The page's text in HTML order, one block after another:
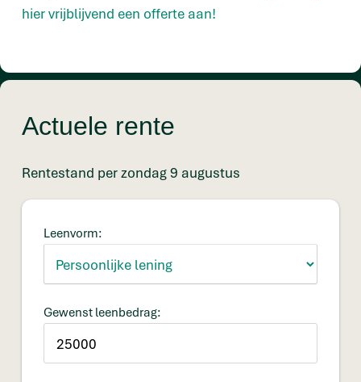
hier vrijblijvend een offerte aan!
Actuele rente
Rentestand per zondag 9 augustus
Leenvorm:
Gewenst leenbedrag: